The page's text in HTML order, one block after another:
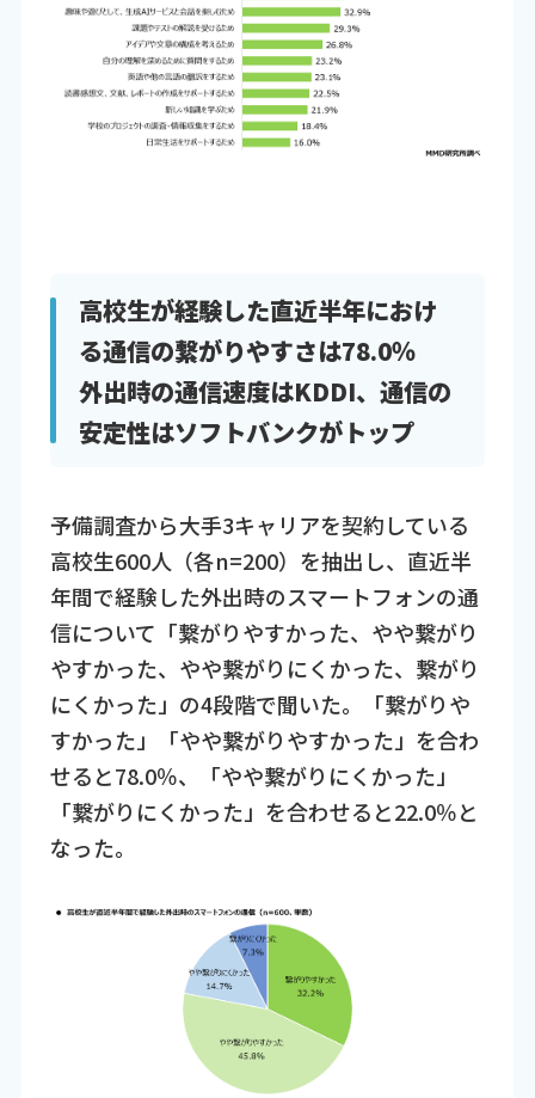
高校生が経験した直近半年におけ
る通信の繋がりやすさは78.0％
外出時の通信速度はKDDI、通信の
安定性はソフトバンクがトップ
予備調査から大手3キャリアを契約している
高校生600人（各n=200）を抽出し、直近半
年間で経験した外出時のスマートフォンの通
信について「繋がりやすかった、やや繋がり
やすかった、やや繋がりにくかった、繋がり
にくかった」の4段階で聞いた。「繋がりや
すかった」「やや繋がりやすかった」を合わ
せると78.0％、「やや繋がりにくかった」
「繋がりにくかった」を合わせると22.0％と
なった。